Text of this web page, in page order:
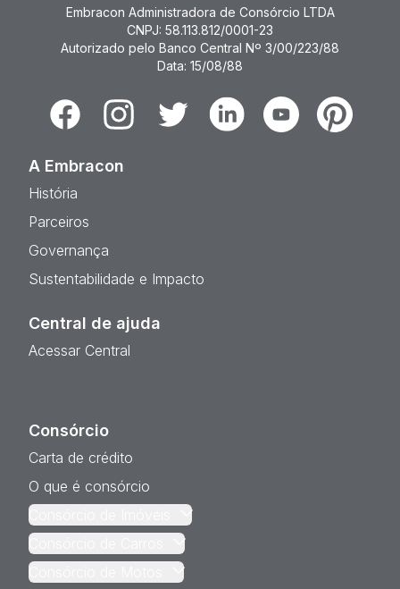
Embracon Administradora de Consórcio LTDA
CNPJ: 58.113.812/0001-23
Autorizado pelo Banco Central Nº 3/00/223/88
Data: 15/08/88
FacebookInstagramTwitter LinkedinYoutubePinterest
A Embracon
História
Parceiros
Governança
Sustentabilidade e Impacto
Central de ajuda
Acessar Central
Consórcio
Carta de crédito
O que é consórcio